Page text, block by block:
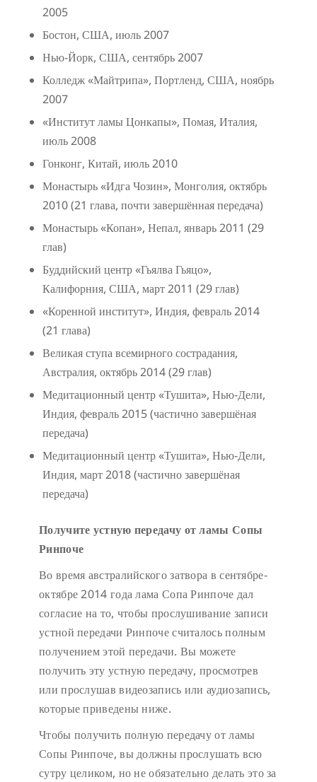
2005
Бостон, США, июль 2007
Нью-Йорк, США, сентябрь 2007
Колледж «Майтрипа», Портленд, США, ноябрь
2007
«Институт ламы Цонкапы», Помая, Италия,
июль 2008
Гонконг, Китай, июль 2010
Монастырь «Идга Чозин», Монголия, октябрь
2010 (21 глава, почти завершённая передача)
Монастырь «Копан», Непал, январь 2011 (29
глав)
Буддийский центр «Гьялва Гьяцо»,
Калифорния, США, март 2011 (29 глав)
«Коренной институт», Индия, февраль 2014
(21 глава)
Великая ступа всемирного сострадания,
Австралия, октябрь 2014 (29 глав)
Медитационный центр «Тушита», Нью-Дели,
Индия, февраль 2015 (частично завершёная
передача)
Медитационный центр «Тушита», Нью-Дели,
Индия, март 2018 (частично завершёная
передача)
Получите устную передачу от ламы Сопы
Ринпоче
Во время австралийского затвора в сентябре-
октябре 2014 года лама Сопа Ринпоче дал
согласие на то, чтобы прослушивание записи
устной передачи Ринпоче считалось полным
получением этой передачи. Вы можете
получить эту устную передачу, просмотрев
или прослушав видеозапись или аудиозапись,
которые приведены ниже.
Чтобы получить полную передачу от ламы
Сопы Ринпоче, вы должны прослушать всю
сутру целиком, но не обязательно делать это за